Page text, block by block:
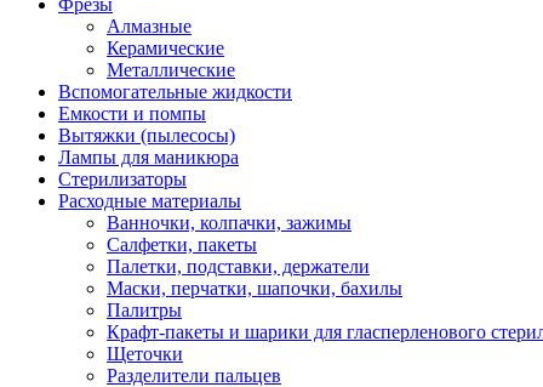
Фрезы
Алмазные
Керамические
Металлические
Вспомогательные жидкости
Емкости и помпы
Вытяжки (пылесосы)
Лампы для маникюра
Стерилизаторы
Расходные материалы
Ванночки, колпачки, зажимы
Салфетки, пакеты
Палетки, подставки, держатели
Маски, перчатки, шапочки, бахилы
Палитры
Крафт-пакеты и шарики для гласперленового
Щеточки
Разделители пальцев